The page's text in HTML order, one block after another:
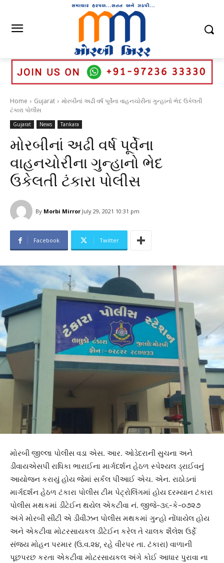
Home Gujarat
મોરબીનાં અઢી વર્ષ પૂર્વેના વાહનચોરીના ગુન્હાનો ભેદ ઉકેલતી
ટંકારા પોલીસ
Gujarat News Tankara
મોરબીનાં અઢી વર્ષ પૂર્વેના
વાહનચોરીના ગુન્હાનો ભેદ
ઉકેલતી ટંકારા પોલીસ
By Morbi Mirror July 29, 2021 10:31 pm
Facebook Twitter
મોરબી જીલ્લા પોલીસ વડા એસ. આર. ઓડેદરાની સુચના અને
ડીવાયએસપી રાધિકા ભારાઈના માર્ગદર્શન હેઠળ સ્પેશ્યલ ડ્રાઈવનું
આયોજન કરાયું હોય જેમાં સર્કલ પીઆઈ એચ. એન. રાઠોડનાં
માર્ગદર્શન હેઠળ ટંકારા પોલીસ ટીમ પેટ્રોલિંગમાં હોય દરમ્યાન ટંકારા
પોલીસ મથકમાં ડીટેઈન થયેલ એકટીવા નં. જીજે-૩૬-કે-૦૭૨૭
અંગે મોરબી સીટી એ ડીવીઝન પોલીસ મથકમાં ગુન્હો નોંધાયેલ હોય
અને એકટીવા મોટરસાયકલ ડીટેઈન કરેલ તે ચાલક શૈલેશ ઉર્ફે
સંજય મોહન પરમાર (ઉ.વ.૨૪, રહે વીરપર તા. ટંકારા) વાળાની
પૂછપરછ કરતા એકટીવા મોટરસાયકલ અંગે કોઈ આધાર પુરાવા ના